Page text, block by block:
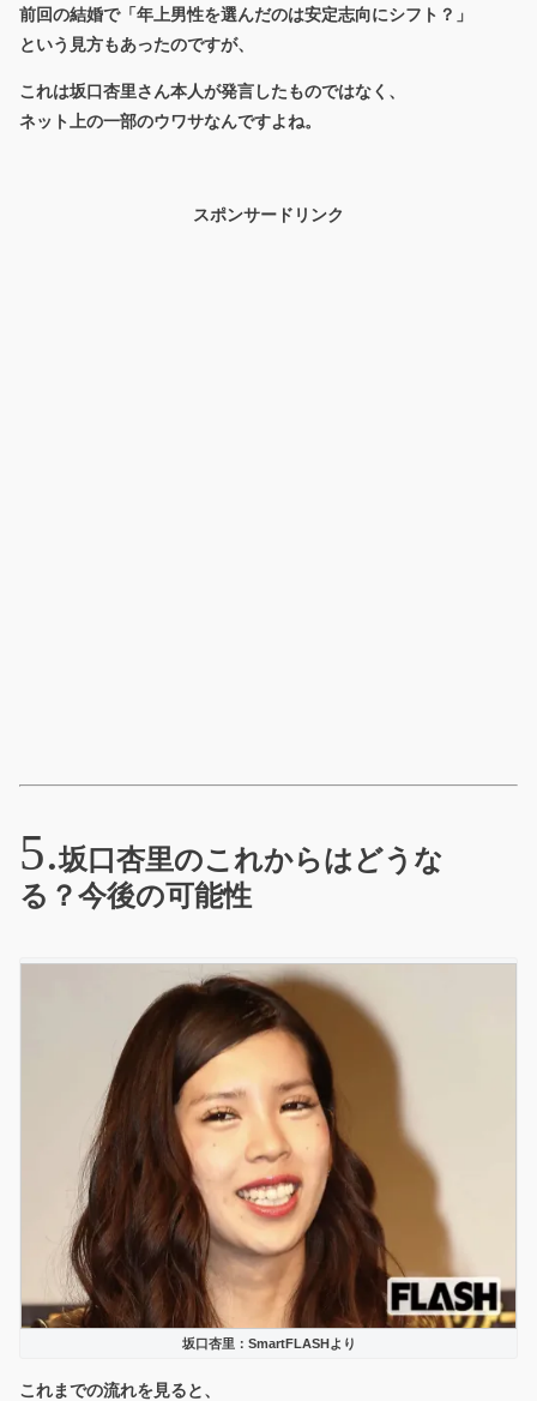
前回の結婚で「年上男性を選んだのは安定志向にシフト？」
という見方もあったのですが、
これは坂口杏里さん本人が発言したものではなく、
ネット上の一部のウワサなんですよね。
スポンサードリンク
坂口杏里のこれからはどうな
る？今後の可能性
坂口杏里：SmartFLASHより
これまでの流れを見ると、